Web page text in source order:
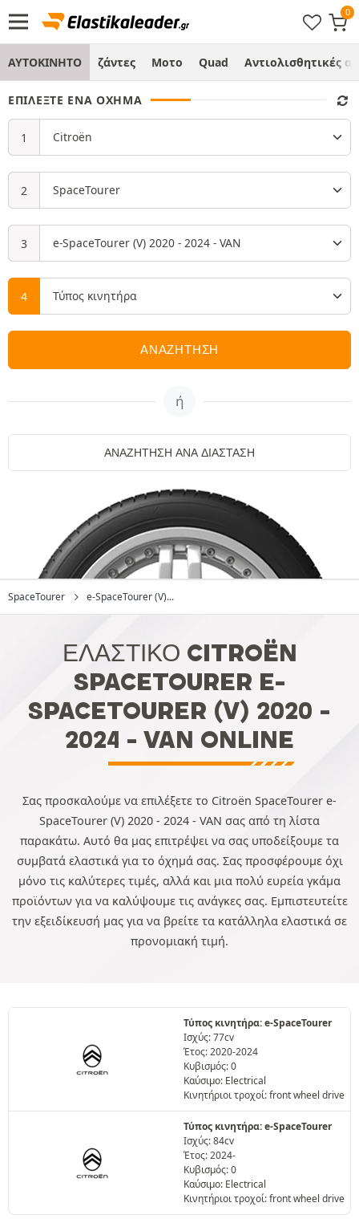
ΑΥΤΟΚΙΝΗΤΟ ζάντες Μοτο Quad Αντιολισθητικές
ΕΠΙΛΈΞΤΕ ΈΝΑ ΌΧΗΜΑ
ΑΝΑΖΗΤΗΣΗ
ή
ΑΝΑΖΉΤΗΣΗ ΑΝΆ ΔΙΆΣΤΑΣΗ
SpaceTourer e-SpaceTourer (V)...
ΕΛΑΣΤΙΚΌ CITROËN
SPACETOURER E-
SPACETOURER (V) 2020 -
2024 - VAN ONLINE
Σας προσκαλούμε να επιλέξετε το Citroën SpaceTourer e-
SpaceTourer (V) 2020 - 2024 - VAN σας από τη λίστα
παρακάτω. Αυτό θα μας επιτρέψει να σας υποδείξουμε τα
συμβατά ελαστικά για το όχημά σας. Σας προσφέρουμε όχι
μόνο τις καλύτερες τιμές, αλλά και μια πολύ ευρεία γκάμα
προϊόντων για να καλύψουμε τις ανάγκες σας. Εμπιστευτείτε
την εξειδίκευσή μας για να βρείτε τα κατάλληλα ελαστικά σε
προνομιακή τιμή.
Τύπος κινητήρα: e-SpaceTourer
Ισχύς: 77cv
Έτος: 2020-2024
Κυβισμός: 0
Καύσιμο: Electrical
Κινητήριοι τροχοί: front wheel drive
Τύπος κινητήρα: e-SpaceTourer
Ισχύς: 84cv
Έτος: 2024-
Κυβισμός: 0
Καύσιμο: Electrical
Κινητήριοι τροχοί: front wheel drive